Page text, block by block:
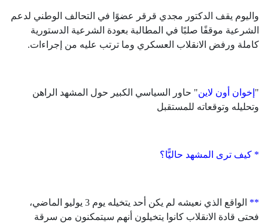
واليوم يقف الدكتور مجدي قرقر عضوًا في التحالف الوطني لدعم
الشرعية موقفًا صلبًا في المطالبة بعودة الشرعية الدستورية
كاملة ورفض الانقلاب العسكري وما ترتب عليه من إجراءات.
" إخوان أون لاين" حاور السياسي الكبير حول المشهد الراهن
وتحليله وتوقعاته للمستقبل
* كيف ترى المشهد حاليًّا؟
**
الواقع الذي نعيشه لم يكن أحد يتخيله يوم 3 يوليو الماضي،
فحتى قادة الانقلاب كانوا يتخيلون أنهم سيتمكنون من سرقة